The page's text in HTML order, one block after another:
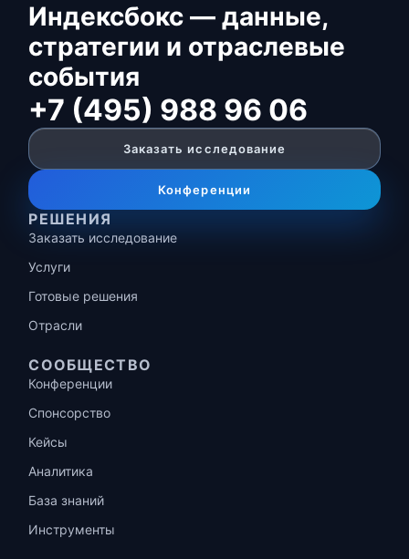
Индексбокс — данные,
стратегии и отраслевые
события
+7 (495) 988 96 06
Заказать исследование
Конференции
РЕШЕНИЯ
Заказать исследование
Услуги
Готовые решения
Отрасли
СООБЩЕСТВО
Конференции
Спонсорство
Кейсы
Аналитика
База знаний
Инструменты